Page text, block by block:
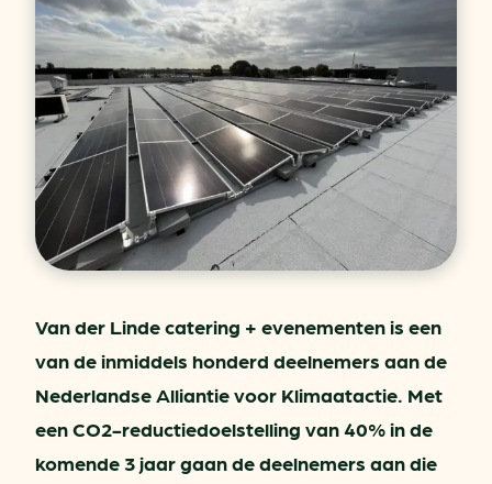
Van der Linde catering + evenementen is een
van de inmiddels honderd deelnemers aan de
Nederlandse Alliantie voor Klimaatactie. Met
een CO2-reductiedoelstelling van 40% in de
komende 3 jaar gaan de deelnemers aan die